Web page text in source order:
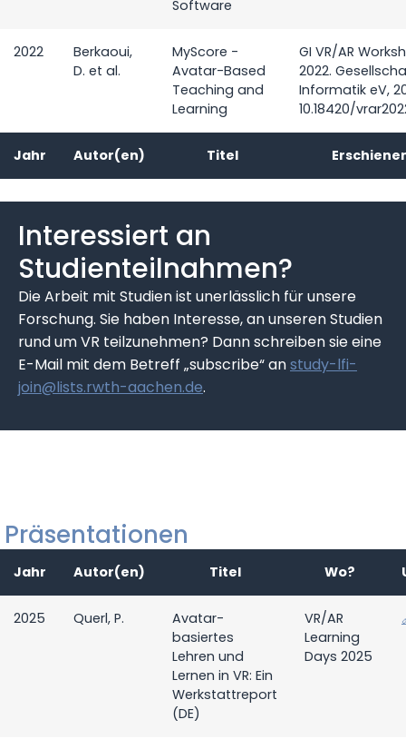
Software
2022
Berkaoui,
D. et al.
MyScore -
Avatar-Based
Teaching and
Learning
GI VR/AR
2022.
Informatik eV,
10.18420/
Jahr Autor(en) Titel
Interessiert an
Studienteilnahmen?
Die Arbeit mit Studien ist unerlässlich für unsere
Forschung. Sie haben Interesse, an unseren Studien
rund um VR teilzunehmen? Dann schreiben sie eine
E-Mail mit dem Betreff „subscribe“ anstudy-lfi-
join@lists.rwth-aachen.de.
Präsentationen
Jahr Autor(en) Titel Wo?
2025 Querl, P.
Avatar-
basiertes
Lehren und
Lernen in VR: Ein
Werkstattreport
(DE)
VR/AR
Learning
Days 2025